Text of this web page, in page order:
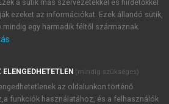
újdonságairól, akcióiról.
Kiadó Zrt. újdonságairól,
foglaltakat tudomásul
feltételeket, valamint a szotar.netés a
a sütik más szervezetekkel és hirdetőkkel
ezeket az információkat. Ezek állandó sütik,
mindig egy harmadik féltől származnak.
(mindig szükséges)
az oldalunkon történő
funkciók használatához, és a felhasználók